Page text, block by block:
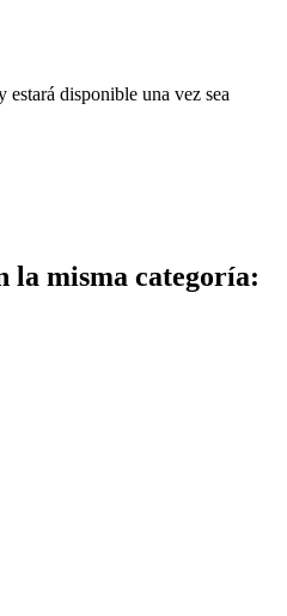
estará disponible una vez sea
la misma categoría: